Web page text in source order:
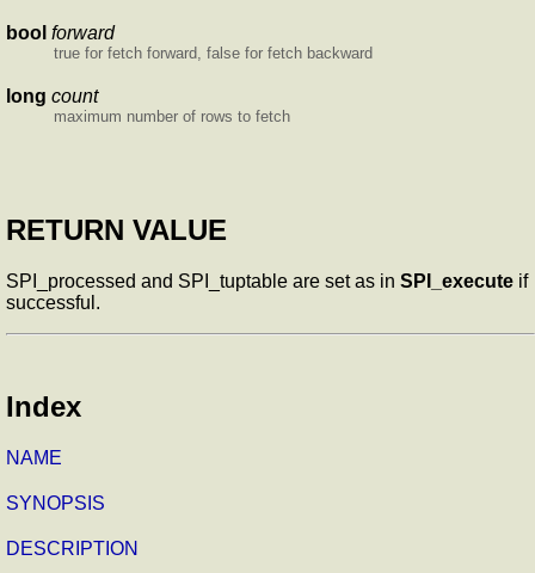
bool forward
true for fetch forward, false for fetch backward
long count
maximum number of rows to fetch
RETURN VALUE
SPI_processed and SPI_tuptable are set as in SPI_execute if
successful.
Index
NAME
SYNOPSIS
DESCRIPTION